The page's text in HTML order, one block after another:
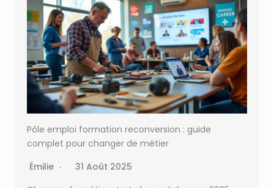
Pôle emploi formation reconversion : guide
complet pour changer de métier
Émilie
31 Août 2025